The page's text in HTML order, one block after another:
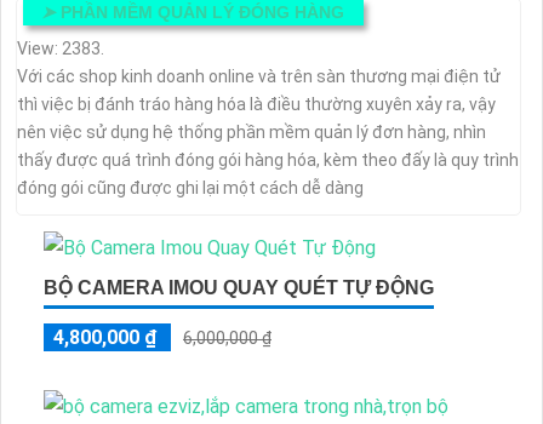
➤ PHẦN MỀM QUẢN LÝ ĐÓNG HÀNG
View: 2383.
Với các shop kinh doanh online và trên sàn thương mại điện tử
thì việc bị đánh tráo hàng hóa là điều thường xuyên xảy ra, vậy
nên việc sử dụng hệ thống phần mềm quản lý đơn hàng, nhìn
thấy được quá trình đóng gói hàng hóa, kèm theo đấy là quy trình
đóng gói cũng được ghi lại một cách dễ dàng
BỘ CAMERA IMOU QUAY QUÉT TỰ ĐỘNG
4,800,000 ₫ 6,000,000 ₫